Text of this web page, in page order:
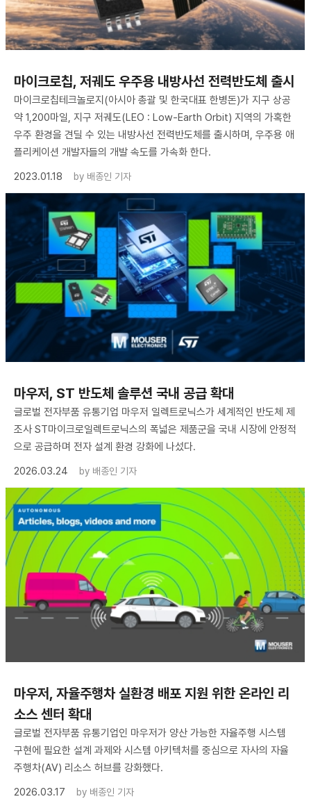
마이크로칩, 저궤도 우주용 내방사선 전력반도체 출시
마이크로칩테크놀로지(아시아 총괄 및 한국대표 한병돈)가 지구 상공
약 1,200마일, 지구 저궤도(LEO : Low-Earth Orbit) 지역의 가혹한
우주 환경을 견딜 수 있는 내방사선 전력반도체를 출시하며, 우주용 애
플리케이션 개발자들의 개발 속도를 가속화 한다.
2023.01.18
by 배종인 기자
마우저, ST 반도체 솔루션 국내 공급 확대
글로벌 전자부품 유통기업 마우저 일렉트로닉스가 세계적인 반도체 제
조사 ST마이크로일렉트로닉스의 폭넓은 제품군을 국내 시장에 안정적
으로 공급하며 전자 설계 환경 강화에 나섰다.
2026.03.24
by 배종인 기자
마우저, 자율주행차 실환경 배포 지원 위한 온라인 리
소스 센터 확대
글로벌 전자부품 유통기업인 마우저가 양산 가능한 자율주행 시스템
구현에 필요한 설계 과제와 시스템 아키텍처를 중심으로 자사의 자율
주행차(AV) 리소스 허브를 강화했다.
2026.03.17
by 배종인 기자